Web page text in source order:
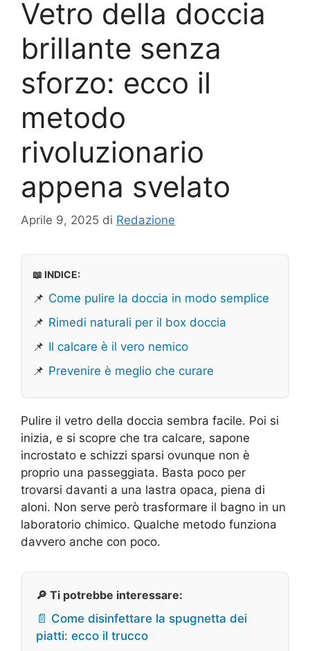
Vetro della doccia
brillante senza
sforzo: ecco il
metodo
rivoluzionario
appena svelato
Aprile 9, 2025 di Redazione
📖 INDICE:
📌 Come pulire la doccia in modo semplice
📌 Rimedi naturali per il box doccia
📌 Il calcare è il vero nemico
📌 Prevenire è meglio che curare
Pulire il vetro della doccia sembra facile. Poi si
inizia, e si scopre che tra calcare, sapone
incrostato e schizzi sparsi ovunque non è
proprio una passeggiata. Basta poco per
trovarsi davanti a una lastra opaca, piena di
aloni. Non serve però trasformare il bagno in un
laboratorio chimico. Qualche metodo funziona
davvero anche con poco.
🔎 Ti potrebbe interessare:
📄 Come disinfettare la spugnetta dei
piatti: ecco il trucco